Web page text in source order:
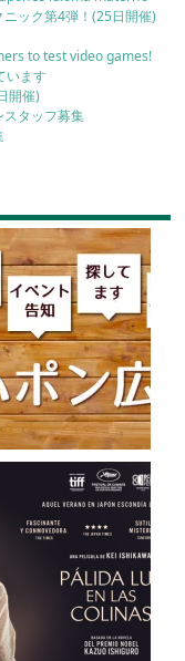
ック第4弾！(25日開催)
to test video games!
います
開催)
タッフ募集